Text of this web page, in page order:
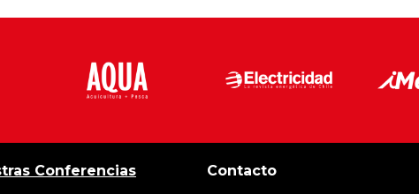
Conferencias Contacto